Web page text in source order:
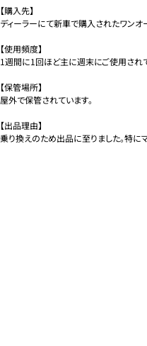
【購入先】
ディーラーにて新車で購入されたワンオ
【使用頻度】
1週間に1回ほど主に週末にご使用されて
【保管場所】
屋外で保管されています。
【出品理由】